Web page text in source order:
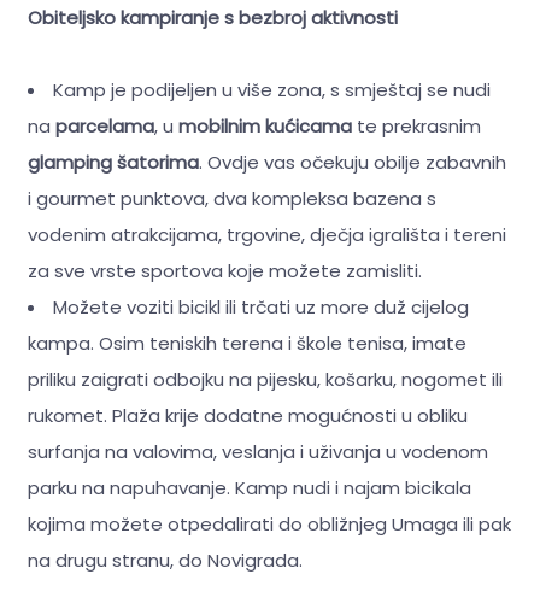
Obiteljsko kampiranje s bezbroj aktivnosti
Kamp je podijeljen u više zona, s smještaj se nudi
na parcelama, u mobilnim kućicamate prekrasnim
glamping šatorima. Ovdje vas očekuju obilje zabavnih
i gourmet punktova, dva kompleksa bazena s
vodenim atrakcijama, trgovine, dječja igrališta i tereni
za sve vrste sportova koje možete zamisliti.
Možete voziti bicikl ili trčati uz more duž cijelog
kampa. Osim teniskih terena i škole tenisa, imate
priliku zaigrati odbojku na pijesku, košarku, nogomet ili
rukomet. Plaža krije dodatne mogućnosti u obliku
surfanja na valovima, veslanja i uživanja u vodenom
parku na napuhavanje. Kamp nudi i najam bicikala
kojima možete otpedalirati do obližnjeg Umaga ili pak
na drugu stranu, do Novigrada.